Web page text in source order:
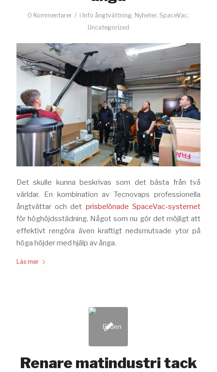
0 Kommentarer / i Info ångtvättning Nyheter,SpaceVac
Uncategorized
Det skulle kunna beskrivas som det bästa från två
världar. En kombination av Tecnovaps professionella
ångtvättar och det prisbelönade SpaceVac-systemet
för höghöjdsstädning. Något som nu gör det möjligt att
effektivt rengöra även kraftigt nedsmutsade ytor på
höga höjder med hjälp av ånga.
Läs mer
Renare matindustri tack